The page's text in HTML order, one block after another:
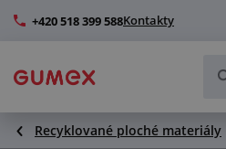
+420 518 399 588Kontakty
Hadice a jejich kompletace
Recyklované ploché materiály